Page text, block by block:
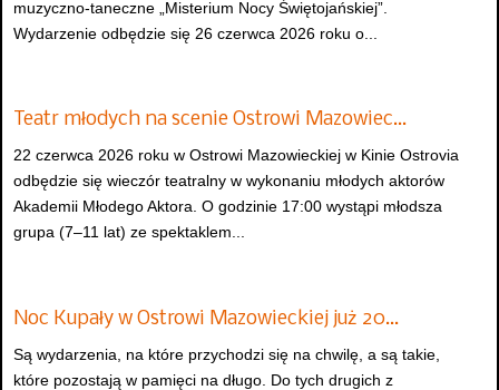
muzyczno-taneczne „Misterium Nocy Świętojańskiej”.
Wydarzenie odbędzie się 26 czerwca 2026 roku o...
Teatr młodych na scenie Ostrowi Mazowiec…
22 czerwca 2026 roku w Ostrowi Mazowieckiej w Kinie Ostrovia
odbędzie się wieczór teatralny w wykonaniu młodych aktorów
Akademii Młodego Aktora. O godzinie 17:00 wystąpi młodsza
grupa (7–11 lat) ze spektaklem...
Noc Kupały w Ostrowi Mazowieckiej już 20…
Są wydarzenia, na które przychodzi się na chwilę, a są takie,
które pozostają w pamięci na długo. Do tych drugich z